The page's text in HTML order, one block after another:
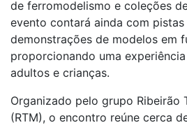
de ferromodelismo e coleções
evento contará ainda com
demonstrações de modelos em
proporcionando uma
adultos e crianças.
Organizado pelo grupo Ribeirão
(RTM), o encontro reúne cerca